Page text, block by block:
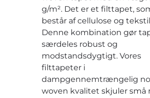
g/m². Det er et filttapet,
består af cellulose og
Denne kombination gør
særdeles robust og
modstandsdygtigt. Vores
filttapeter i
dampgennemtrængelig
woven kvalitet skjuler små